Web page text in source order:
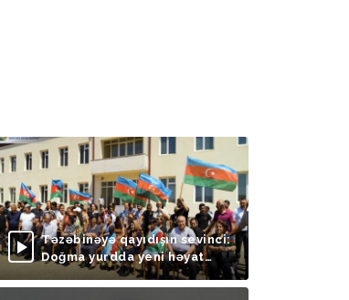
Təzəbinəyə qayıdışın sevinci:
Doğma yurdda yeni həyat
başlayır